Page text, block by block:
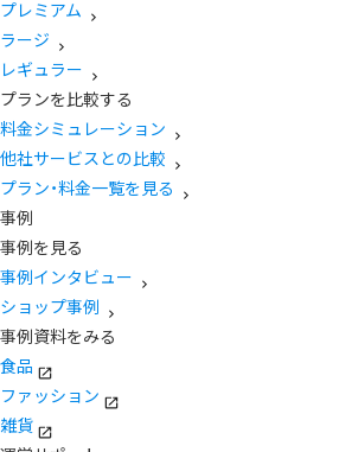
プレミアム
ラージ
レギュラー
プランを比較する
料金シミュレーション
他社サービスとの比較
プラン・料金一覧を見る
事例
事例を見る
事例インタビュー
ショップ事例
事例資料をみる
食品
ファッション
雑貨